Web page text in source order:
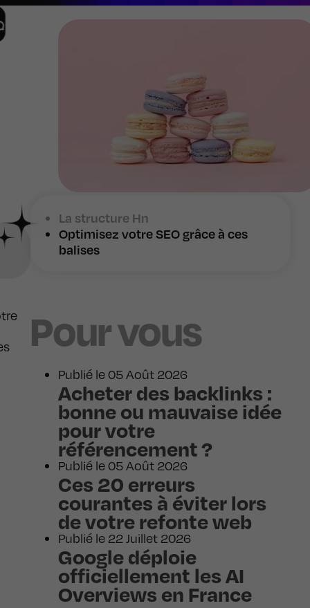
La structure Hn
Optimisez votre SEO grâce à ces
balises
Pour vous
Publié le 05 Août 2026
Acheter des backlinks :
bonne ou mauvaise idée
pour votre
référencement ?
Publié le 05 Août 2026
Ces 20 erreurs
courantes à éviter lors
de votre refonte web
Publié le 22 Juillet 2026
Google déploie
officiellement les AI
Overviews en France